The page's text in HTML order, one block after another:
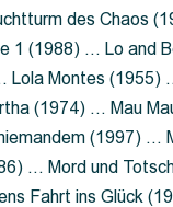
des Chaos
1 (1988) … Lo and
Lola Montes (1955)
(1974) … Mau
(1997) …
… Mord und
Fahrt ins Glück